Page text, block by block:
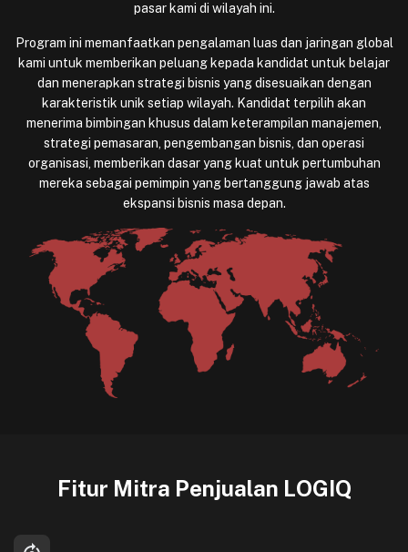
pasar kami di wilayah ini.
Program ini memanfaatkan pengalaman luas dan jaringan global
kami untuk memberikan peluang kepada kandidat untuk belajar
dan menerapkan strategi bisnis yang disesuaikan dengan
karakteristik unik setiap wilayah. Kandidat terpilih akan
menerima bimbingan khusus dalam keterampilan manajemen,
strategi pemasaran, pengembangan bisnis, dan operasi
organisasi, memberikan dasar yang kuat untuk pertumbuhan
mereka sebagai pemimpin yang bertanggung jawab atas
ekspansi bisnis masa depan.
Fitur Mitra Penjualan LOGIQ